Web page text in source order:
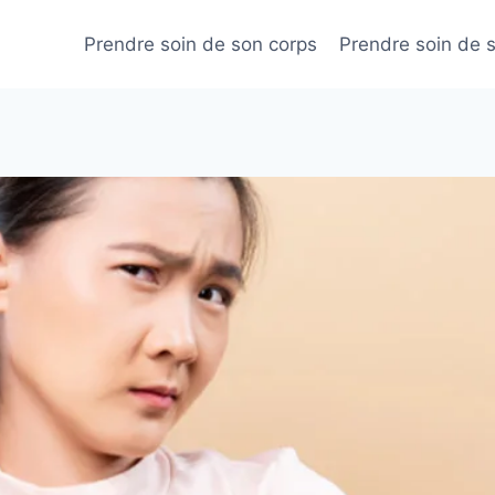
Prendre soin de son corps Prendre soin de